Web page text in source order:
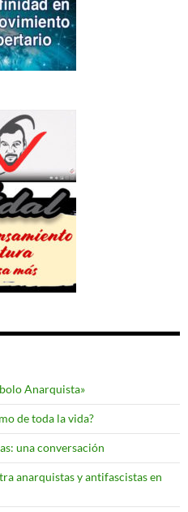
Anarquista»
de toda la vida?
una conversación
anarquistas y antifascistas en